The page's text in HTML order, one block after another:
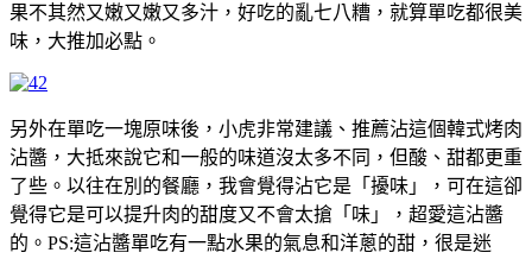
果不其然又嫩又嫩又多汁，好吃的亂七八糟，就算單吃都很美
味，大推加必點。
另外在單吃一塊原味後，小虎非常建議、推薦沾這個韓式烤肉
沾醬，大抵來說它和一般的味道沒太多不同，但酸、甜都更重
了些。以往在別的餐廳，我會覺得沾它是「擾味」，可在這卻
覺得它是可以提升肉的甜度又不會太搶「味」，超愛這沾醬
的。PS:這沾醬單吃有一點水果的氣息和洋蔥的甜，很是迷